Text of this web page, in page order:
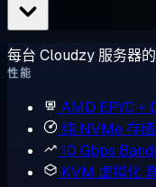
每台 Cloudzy 服务器
性能
AMD EPYC +
纯 NVMe 存储
10 Gbps
KVM 虚拟化